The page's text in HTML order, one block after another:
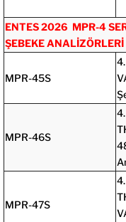
ENTES 2026 MPR-4
ŞEBEKE ANALİZÖRLERİ
MPR-45S
MPR-46S
MPR-47S